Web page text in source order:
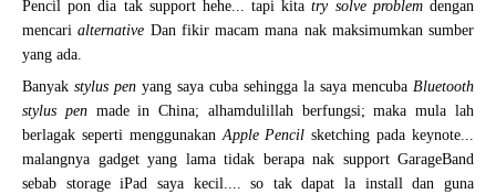
Pencil pon dia tak support hehe... tapi kita try solve problem dengan
mencari alternative Dan fikir macam mana nak maksimumkan sumber
yang ada.
Banyak stylus pen yang saya cuba sehingga la saya mencuba Bluetooth
stylus pen made in China; alhamdulillah berfungsi; maka mula lah
berlagak seperti menggunakan Apple Pencil sketching pada keynote...
malangnya gadget yang lama tidak berapa nak support GarageBand
sebab storage iPad saya kecil.... so tak dapat la install dan guna